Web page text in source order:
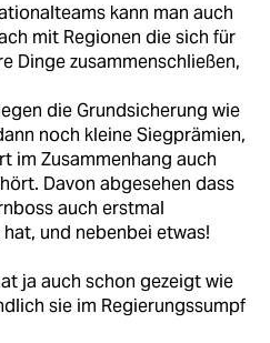
kann man auch
mit Regionen die sich für
Dinge zusammenschließen,
die Grundsicherung wie
noch kleine Siegprämien,
im Zusammenhang auch
Davon abgesehen dass
auch erstmal
und nebenbei etwas!
ja auch schon gezeigt wie
sie im Regierungssumpf